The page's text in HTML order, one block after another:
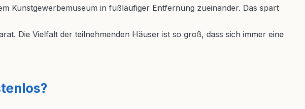
Kunstgewerbemuseum in fußläufiger Entfernung zueinander. Das spart
Die Vielfalt der teilnehmenden Häuser ist so groß, dass sich immer eine